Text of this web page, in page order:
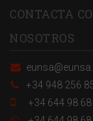
CONTACTA
NOSOTROS
+34 948 256
+34 644 98 68